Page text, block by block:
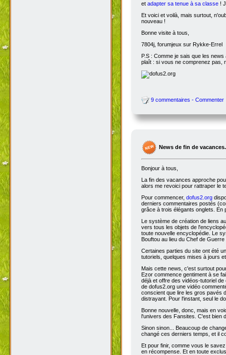
et adapter sa tenue à sa classe !
Et voici et voilà, mais surtout,
nouveau !
Bonne visite à tous,
7804j, forumjeux sur Rykke-Errel
P.S : Comme je sais que les
plaît : si vous ne comprenez pas,
9 commentaires - Commenter
News de fin de
Bonjour à tous,
La fin des vacances approche
alors me revoici pour rattraper le
Pour commencer, dofus2.org
derniers commentaires postés
grâce à trois élégants onglets. En
Le système de création de liens
vers tous les objets de
toute nouvelle encyclopédie. Le
Bouftou au lieu du Chef de
Certaines parties du site ont été
tutoriels, quelques mises à jours
Mais cette news, c'est surtout
Ezor commence gentiment à se
déjà et offre des vidéos-tutoriel
de dofus2.org une vidéo
conscient que lire les gros pavés
distrayant. Pour l'instant, seul le
Bonne nouvelle, donc, mais en
l'univers des Fansites. C'est bien
Sinon sinon... Beaucoup de
changé ces derniers temps, et il
Et pour finir, comme vous le
en récompense. Et en toute